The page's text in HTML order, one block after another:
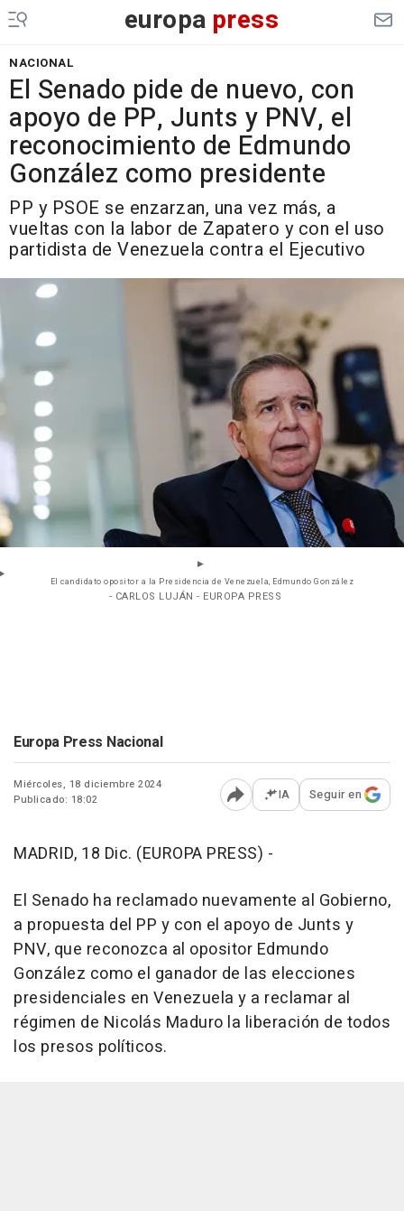
europa press
NACIONAL
El Senado pide de nuevo, con
apoyo de PP, Junts y PNV, el
reconocimiento de Edmundo
González como presidente
PP y PSOE se enzarzan, una vez más, a
vueltas con la labor de Zapatero y con el uso
partidista de Venezuela contra el Ejecutivo
El candidato opositor a la Presidencia de Venezuela, Edmundo González
- CARLOS LUJÁN - EUROPA PRESS
Europa Press Nacional
Miércoles, 18 diciembre 2024
Publicado: 18:02
Abrir opciones para
IA Seguir en
MADRID, 18 Dic. (EUROPA PRESS) -
El Senado ha reclamado nuevamente al Gobierno,
a propuesta del PP y con el apoyo de Junts y
PNV, que reconozca al opositor Edmundo
González como el ganador de las elecciones
presidenciales en Venezuela y a reclamar al
régimen de Nicolás Maduro la liberación de todos
los presos políticos.